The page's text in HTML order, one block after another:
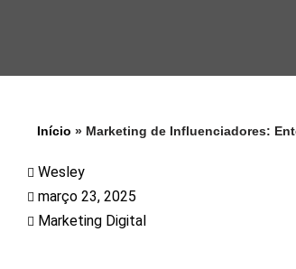
Início » Marketing de Influenciadores:
Wesley
março 23, 2025
Marketing Digital